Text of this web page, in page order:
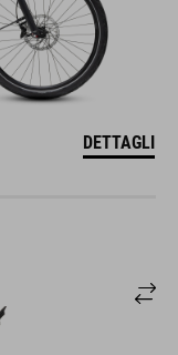
DETTAGLI